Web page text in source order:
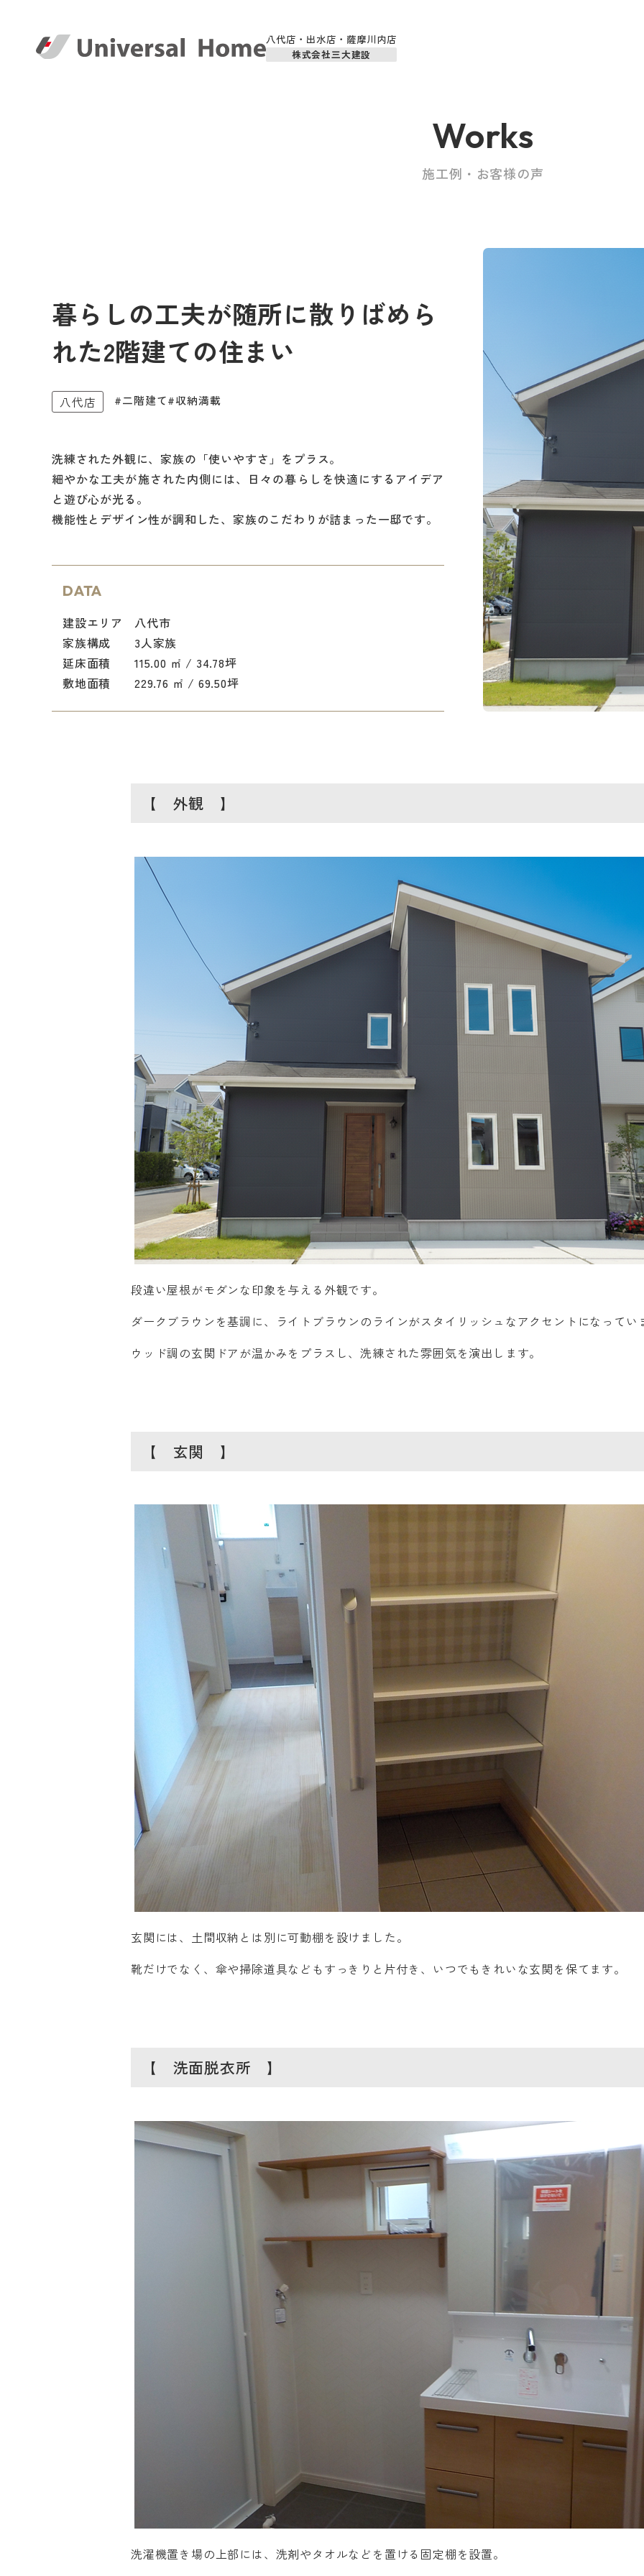
八代店・出水店・薩摩川内店
株式会社三大建設
Works
施工例・お客様の声
暮らしの工夫が随所に散りばめら
れた2階建ての住まい
八代店 #二階建て#収納満載
洗練された外観に、家族の「使いやすさ」をプラス。
細やかな工夫が施された内側には、日々の暮らしを快適にするアイデア
と遊び心が光る。
機能性とデザイン性が調和した、家族のこだわりが詰まった一邸です。
DATA
建設エリア
八代市
家族構成
3人家族
延床面積
115.00 ㎡ / 34.78坪
敷地面積
229.76 ㎡ / 69.50坪
【 外観 】
段違い屋根がモダンな印象を与える外観です。
ダークブラウンを基調に、ライトブラウンのラインがスタイリッシュなアクセントになってい
ウッド調の玄関ドアが温かみをプラスし、洗練された雰囲気を演出します。
【 玄関 】
玄関には、土間収納とは別に可動棚を設けました。
靴だけでなく、傘や掃除道具などもすっきりと片付き、いつでもきれいな玄関を保てます。
【 洗面脱衣所 】
洗濯機置き場の上部には、洗剤やタオルなどを置ける固定棚を設置。